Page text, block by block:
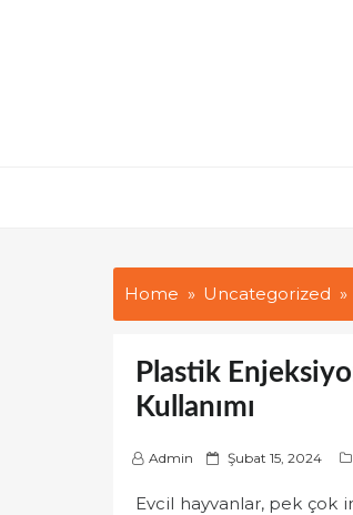
Home Uncategorized
Plastik
Kullanımı
Admin
P
s
Şubat 15, 2024
Evcil hayvanlar, pek çok